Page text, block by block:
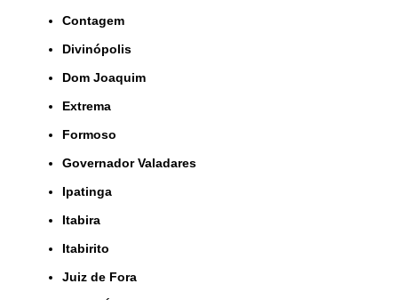
Contagem
Divinópolis
Dom Joaquim
Extrema
Formoso
Governador Valadares
Ipatinga
Itabira
Itabirito
Juiz de Fora